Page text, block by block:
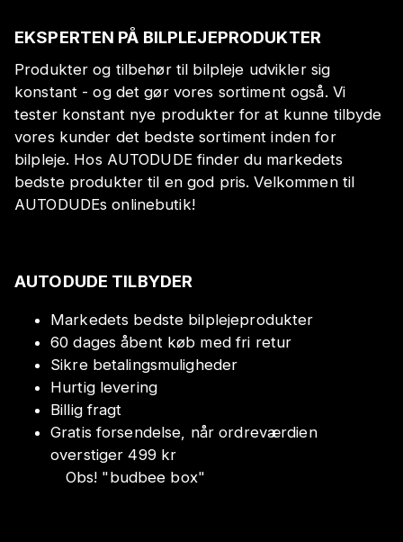
EKSPERTEN PÅ BILPLEJEPRODUKTER
Produkter og tilbehør til bilpleje udvikler sig
konstant - og det gør vores sortiment også. Vi
tester konstant nye produkter for at kunne tilbyde
vores kunder det bedste sortiment inden for
bilpleje. Hos AUTODUDE finder du markedets
bedste produkter til en god pris. Velkommen til
AUTODUDEs onlinebutik!
AUTODUDE TILBYDER
Markedets bedste bilplejeprodukter
60 dages åbent køb med fri retur
Sikre betalingsmuligheder
Hurtig levering
Billig fragt
Gratis forsendelse, når ordreværdien
overstiger 499 kr
Obs! "budbee box"